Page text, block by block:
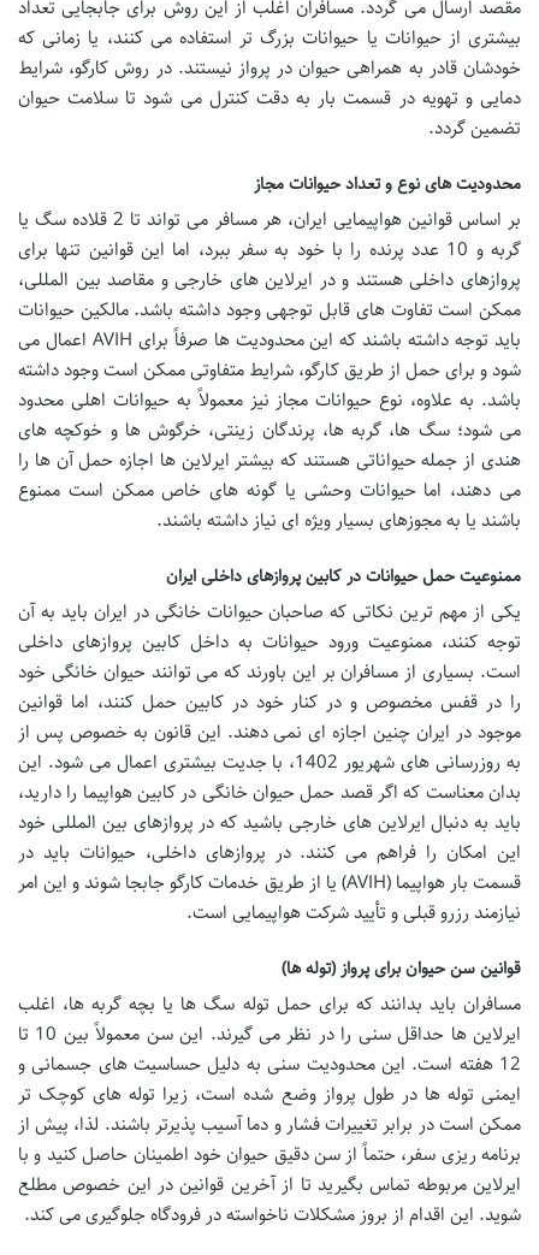
مقصد ارسال می گردد. مسافران اغلب از این روش برای جابجایی تعداد
بیشتری از حیوانات یا حیوانات بزرگ تر استفاده می کنند، یا زمانی که
خودشان قادر به همراهی حیوان در پرواز نیستند. در روش کارگو، شرایط
دمایی و تهویه در قسمت بار به دقت کنترل می شود تا سلامت حیوان
تضمین گردد.
محدودیت های نوع و تعداد حیوانات مجاز
بر اساس قوانین هواپیمایی ایران، هر مسافر می تواند تا 2 قلاده سگ یا
گربه و 10 عدد پرنده را با خود به سفر ببرد، اما این قوانین تنها برای
پروازهای داخلی هستند و در ایرلاین های خارجی و مقاصد بین المللی،
ممکن است تفاوت های قابل توجهی وجود داشته باشد. مالکین حیوانات
باید توجه داشته باشند که این محدودیت ها صرفاً برای AVIH اعمال می
شود و برای حمل از طریق کارگو، شرایط متفاوتی ممکن است وجود داشته
باشد. به علاوه، نوع حیوانات مجاز نیز معمولاً به حیوانات اهلی محدود
می شود؛ سگ ها، گربه ها، پرندگان زینتی، خرگوش ها و خوکچه های
هندی از جمله حیواناتی هستند که بیشتر ایرلاین ها اجازه حمل آن ها را
می دهند، اما حیوانات وحشی یا گونه های خاص ممکن است ممنوع
باشند یا به مجوزهای بسیار ویژه ای نیاز داشته باشند.
ممنوعیت حمل حیوانات در کابین پروازهای داخلی ایران
یکی از مهم ترین نکاتی که صاحبان حیوانات خانگی در ایران باید به آن
توجه کنند، ممنوعیت ورود حیوانات به داخل کابین پروازهای داخلی
است. بسیاری از مسافران بر این باورند که می توانند حیوان خانگی خود
را در قفس مخصوص و در کنار خود در کابین حمل کنند، اما قوانین
موجود در ایران چنین اجازه ای نمی دهند. این قانون به خصوص پس از
به روزرسانی های شهریور 1402، با جدیت بیشتری اعمال می شود. این
بدان معناست که اگر قصد حمل حیوان خانگی در کابین هواپیما را دارید،
باید به دنبال ایرلاین های خارجی باشید که در پروازهای بین المللی خود
این امکان را فراهم می کنند. در پروازهای داخلی، حیوانات باید در
قسمت بار هواپیما (AVIH) یا از طریق خدمات کارگو جابجا شوند و این امر
نیازمند رزرو قبلی و تأیید شرکت هواپیمایی است.
قوانین سن حیوان برای پرواز (توله ها)
مسافران باید بدانند که برای حمل توله سگ ها یا بچه گربه ها، اغلب
ایرلاین ها حداقل سنی را در نظر می گیرند. این سن معمولاً بین 10 تا
12 هفته است. این محدودیت سنی به دلیل حساسیت های جسمانی و
ایمنی توله ها در طول پرواز وضع شده است، زیرا توله های کوچک تر
ممکن است در برابر تغییرات فشار و دما آسیب پذیرتر باشند. لذا، پیش از
برنامه ریزی سفر، حتماً از سن دقیق حیوان خود اطمینان حاصل کنید و با
ایرلاین مربوطه تماس بگیرید تا از آخرین قوانین در این خصوص مطلع
شوید. این اقدام از بروز مشکلات ناخواسته در فرودگاه جلوگیری می کند.